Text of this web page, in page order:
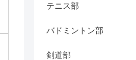
テニス部
バドミントン部
剣道部